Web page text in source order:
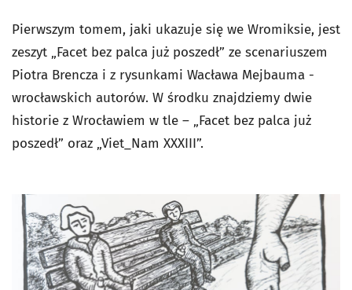
Pierwszym tomem, jaki ukazuje się we Wromiksie, jest
zeszyt „Facet bez palca już poszedł” ze scenariuszem
Piotra Brencza i z rysunkami Wacława Mejbauma -
wrocławskich autorów. W środku znajdziemy dwie
historie z Wrocławiem w tle – „Facet bez palca już
poszedł” oraz „Viet_Nam XXXIII”.